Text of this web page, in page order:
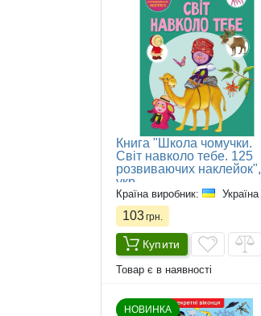
Книга "Школа чомучки.
Світ навколо тебе. 125
розвиваючих наклейок",
укр
Країна виробник: Україна
103грн.
Купити
Товар є в наявності
НОВИНКА